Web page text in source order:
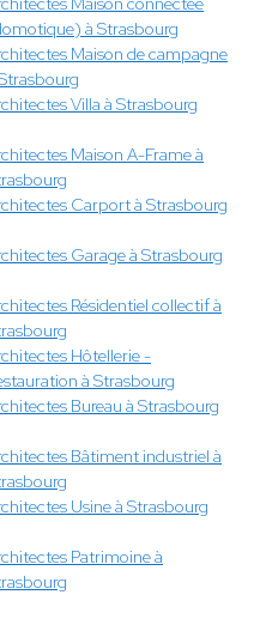
à Strasbourg
Maison de campagne
Villa à Strasbourg
Maison A-Frame à
Carport à Strasbourg
Garage à Strasbourg
Résidentiel collectif à
Hôtellerie -
à Strasbourg
Bureau à Strasbourg
Bâtiment industriel à
Usine à Strasbourg
Patrimoine à